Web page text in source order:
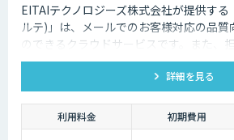
EITAIテクノロジーズ株式会社が提供す
ルテ)」は、メールでのお客様対応の品質
のできるクラウドサービスです。また、
応状況(受信・返信・未返信の件数など)
詳細を見る
利用料金 初期費用